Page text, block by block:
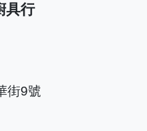
具行
街9號